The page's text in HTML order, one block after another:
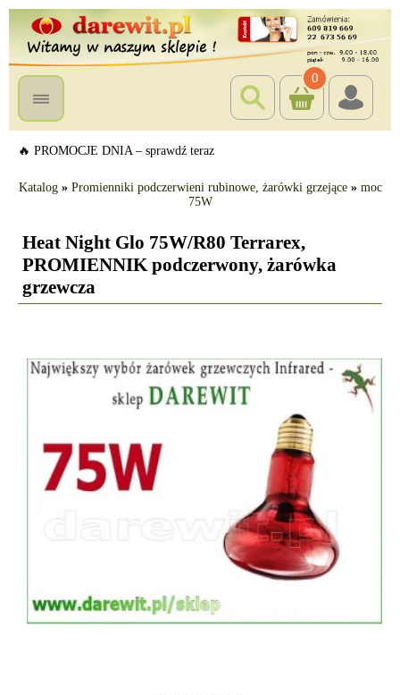
0
🔥 PROMOCJE DNIA – sprawdź teraz
Katalog » Promienniki podczerwieni rubinowe, żarówki grzejące » moc
75W
Heat Night Glo 75W/R80 Terrarex,
PROMIENNIK podczerwony, żarówka
grzewcza